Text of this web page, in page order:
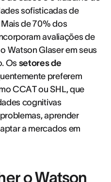
sofisticadas de
de 70% dos
avaliações de
Watson Glaser em seus
Os setores de
preferem
CCAT ou SHL, que
cognitivas
aprender
a mercados em
o Watson